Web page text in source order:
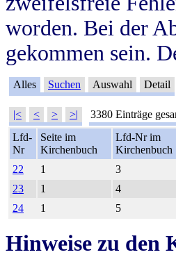
worden. Bei der
gekommen sein.
Alles Suchen Auswahl Detail
|< < > >| 3380 Einträge
Lfd-
Nr
Seite im
Kirchenbuch
Lfd-Nr im
Kirchenbuch
22
1 3
23
1 4
24
1 5
Hinweise zu den